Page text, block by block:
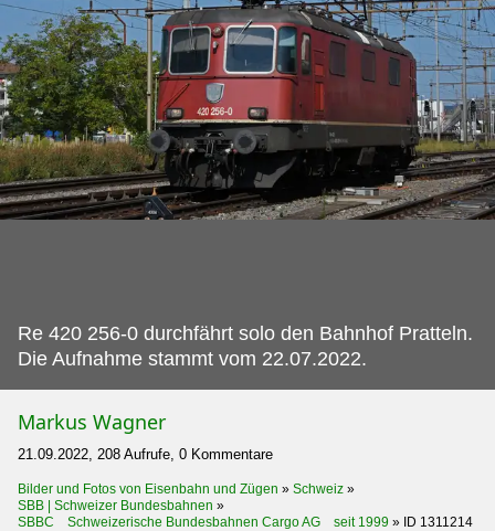
Re 420 256-0 durchfährt solo den Bahnhof Pratteln.
Die Aufnahme stammt vom 22.07.2022.
Markus Wagner
21.09.2022, 208 Aufrufe, 0 Kommentare
Bilder und Fotos von Eisenbahn und Zügen » Schweiz »
SBB | Schweizer Bundesbahnen »
SBBC Schweizerische Bundesbahnen Cargo AG seit 1999 » ID 1311214